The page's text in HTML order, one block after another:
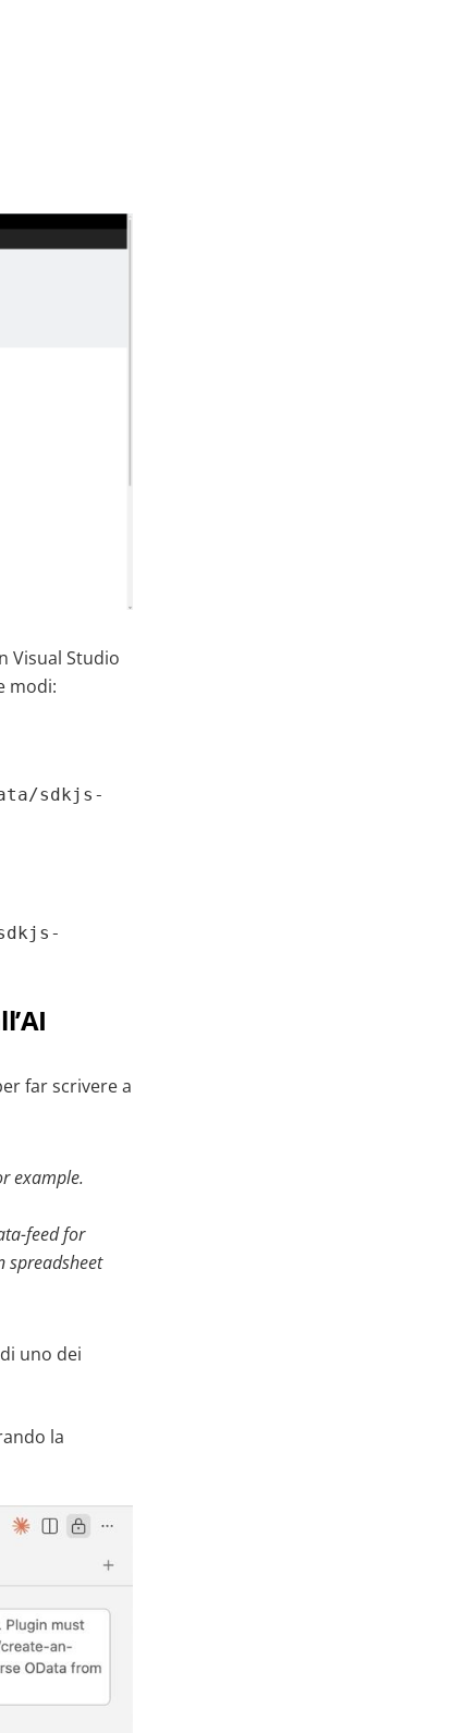
Visual Studio
modi:
sdkjs-
far scrivere a
example.
feed for
spreadsheet
uno dei
la